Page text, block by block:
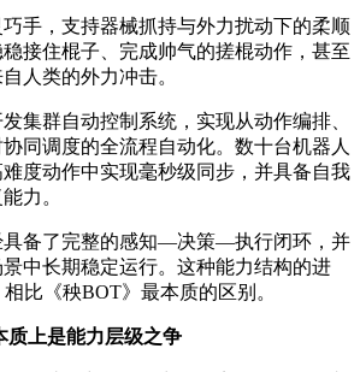
手，支持器械抓持与外力扰动下的柔顺
接住棍子、完成帅气的搓棍动作，甚至
人类的外力冲击。
发集群自动控制系统，实现从动作编排、
同调度的全流程自动化。数十台机器人
度动作中实现毫秒级同步，并具备自我
力。
具备了完整的感知—决策—执行闭环，并
中长期稳定运行。这种能力结构的进
比《秧BOT》最本质的区别。
质上是能力层级之争